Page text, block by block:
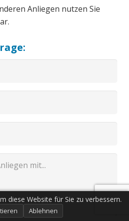
Anliegen nutzen Sie
diese Website für Sie zu verbessern.
Ablehnen